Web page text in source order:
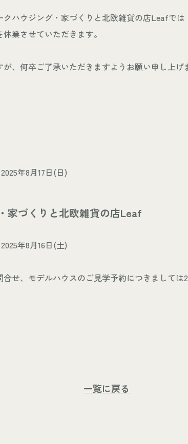
ハウジング・家づくりと北欧雑貨の店Leafでは
業させていただきます。
が、何卒ご了承いただきますようお願い申し上げ
年8月17日(日)
家づくりと北欧雑貨の店Leaf
年8月16日(土)
せ、モデルハウスのご見学予約につきましては
一覧に戻る